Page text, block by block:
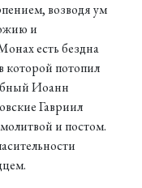
возводя ум
и
есть бездна
которой потопил
Иоанн
Гавриил
и постом.